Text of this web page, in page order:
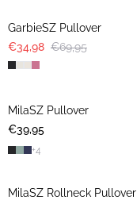
GarbieSZ Pullover
€34,98 €69,95
2 FOR €65
MilaSZ Pullover
€39,95
+4
2 FOR €65
MilaSZ Rollneck Pullover